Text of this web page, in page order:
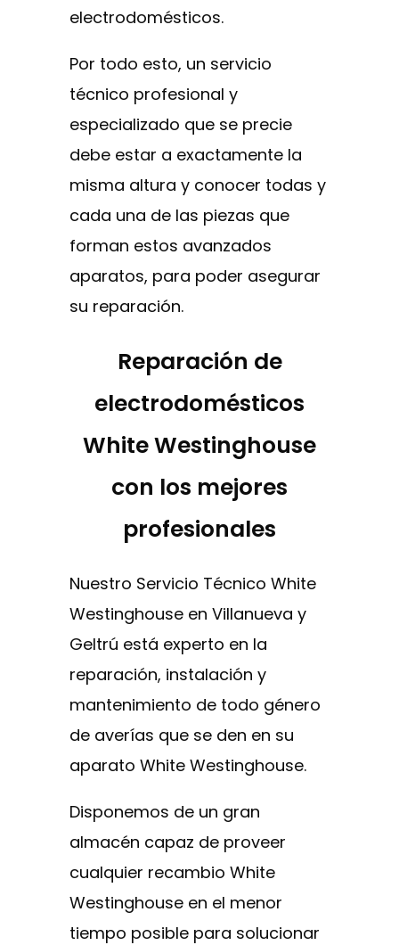
electrodomésticos.
Por todo esto, un servicio
técnico profesional y
especializado que se precie
debe estar a exactamente la
misma altura y conocer todas y
cada una de las piezas que
forman estos avanzados
aparatos, para poder asegurar
su reparación.
Reparación de
electrodomésticos
White Westinghouse
con los mejores
profesionales
Nuestro Servicio Técnico White
Westinghouse en Villanueva y
Geltrú está experto en la
reparación, instalación y
mantenimiento de todo género
de averías que se den en su
aparato White Westinghouse.
Disponemos de un gran
almacén capaz de proveer
cualquier recambio White
Westinghouse en el menor
tiempo posible para solucionar